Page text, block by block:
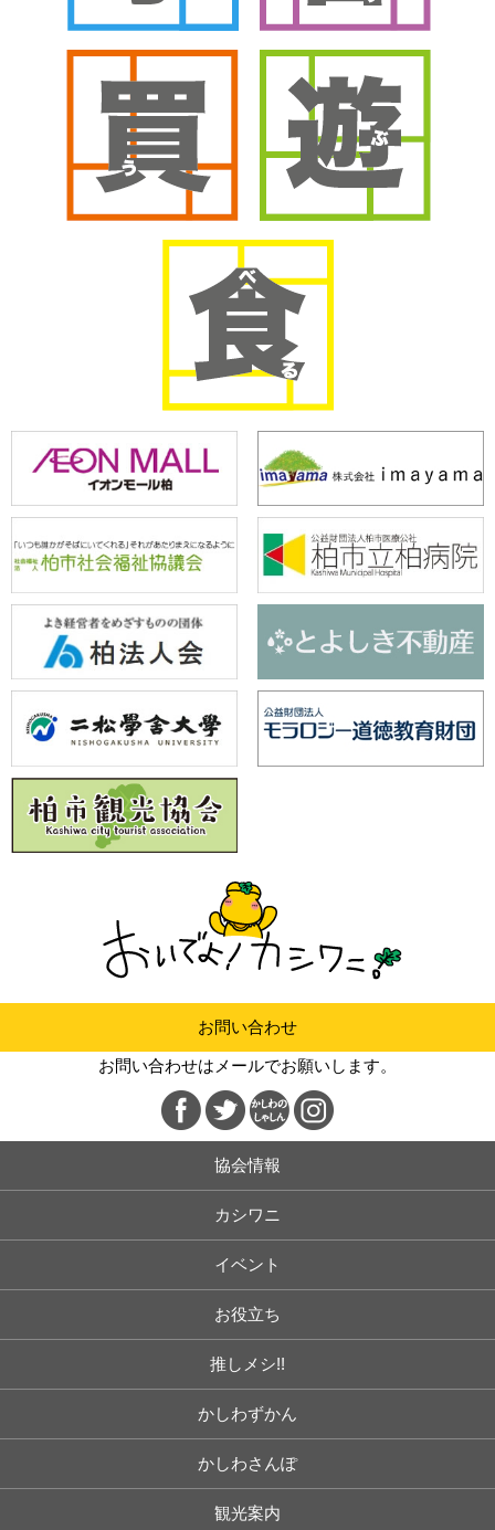
お問い合わせ
お問い合わせはメールでお願いします。
協会情報
カシワニ
イベント
お役立ち
推しメシ!!
かしわずかん
かしわさんぽ
観光案内